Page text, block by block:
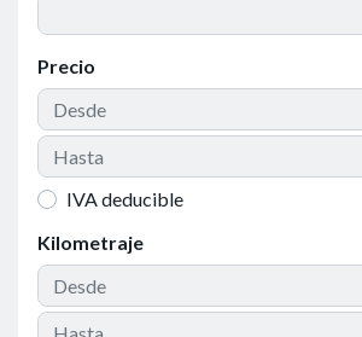
Precio
IVA deducible
Kilometraje